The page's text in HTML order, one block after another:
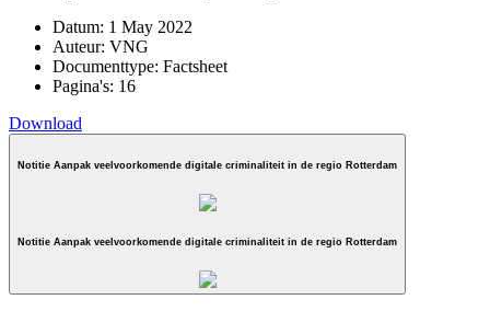
Datum: 1 May 2022
Auteur: VNG
Documenttype: Factsheet
Pagina's: 16
Download
Notitie Aanpak veelvoorkomende digitale criminaliteit in de regio Rotterdam
Notitie Aanpak veelvoorkomende digitale criminaliteit in de regio Rotterdam